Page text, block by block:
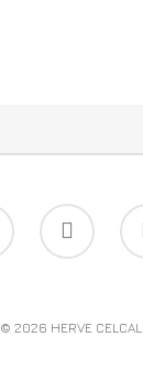
© 2026 HERVE CELCAL.